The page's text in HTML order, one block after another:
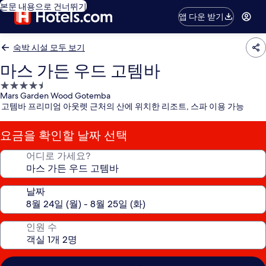
본문 내용으로 건너뛰기
앱 다운 받기
숙박 시설 모두 보기
마스 가든 우드 고템바
4.5
성
급
숙
박
시
Mars Garden Wood Gotemba
고템바 프리미엄 아웃렛 근처의 산에 위치한 리조트, 스파 이용 가능
요금을 확인할 날짜 선택
어디로 가세요?
날짜
인원 수